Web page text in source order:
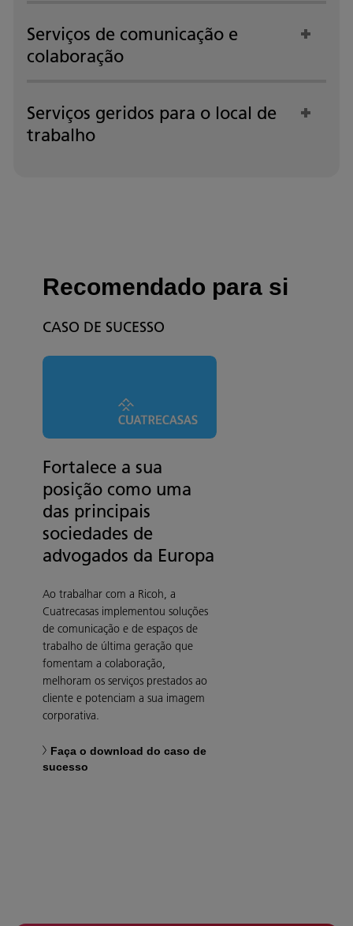
Serviços de comunicação e
colaboração
Serviços geridos para o local de
trabalho
Recomendado para si
CASO DE SUCESSO
Fortalece a sua
posição como uma
das principais
sociedades de
advogados da Europa
Ao trabalhar com a Ricoh, a
Cuatrecasas implementou soluções
de comunicação e de espaços de
trabalho de última geração que
fomentam a colaboração,
melhoram os serviços prestados ao
cliente e potenciam a sua imagem
corporativa.
Faça o download do caso de
sucesso